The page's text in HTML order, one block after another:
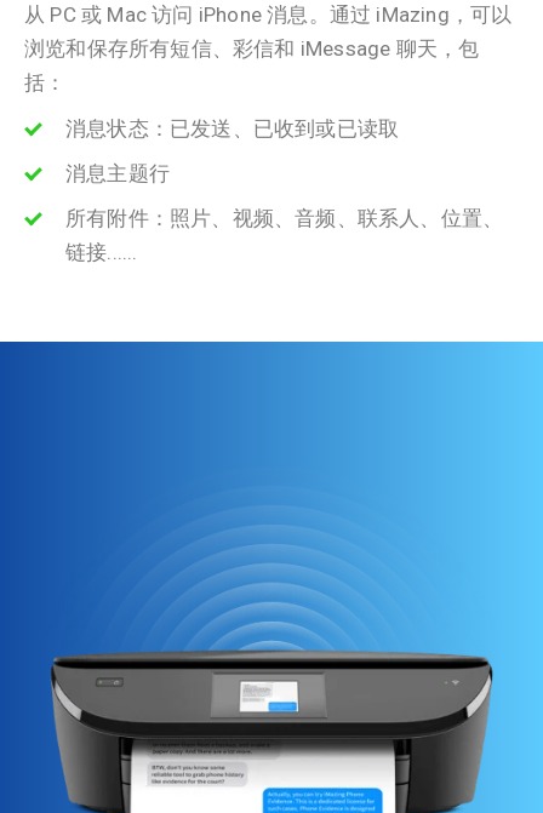
从 PC 或 Mac 访问 iPhone 消息。通过 iMazing，可以
浏览和保存所有短信、彩信和 iMessage 聊天，包
括：
消息状态：已发送、已收到或已读取
消息主题行
所有附件：照片、视频、音频、联系人、位置、
链接......